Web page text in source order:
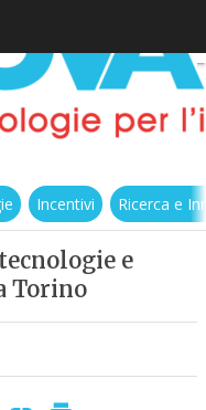
Incentivi Ricerca e
e
Torino